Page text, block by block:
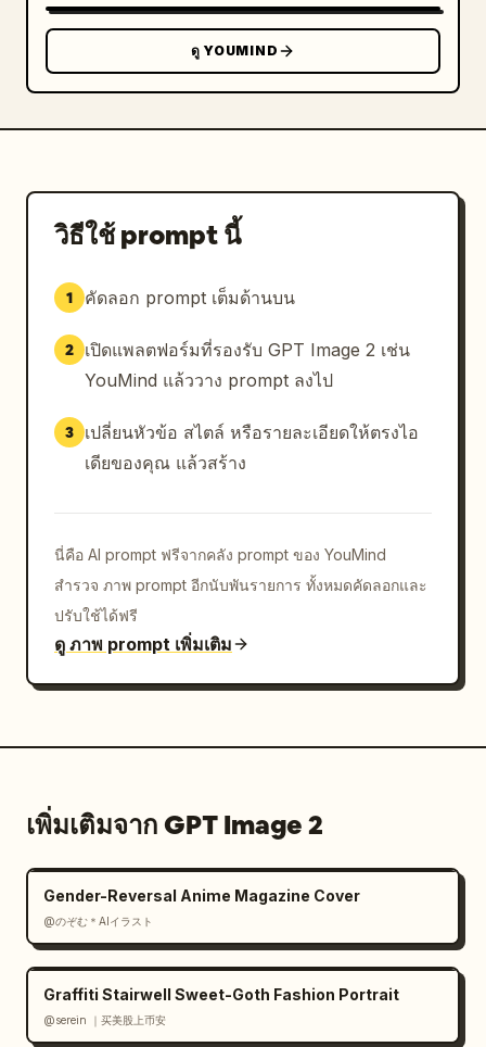
เล็กสำหรับคำบรรยาย, ข้อความภาษาจีนที่สะอาด
ตา","finish":"การรีทัชเชิงพาณิชย์ที่โฉบเฉี่ยว, การทำ
ขอบมืด (vignetting) เล็กน้อย, ไฮไลท์ที่ดูเงางาม,
บรรยากาศระดับพรีเมียม"}}
ดู YOUMIND
วิธีใช้ prompt นี้
1 คัดลอก prompt เต็มด้านบน
2
เปิดแพลตฟอร์มที่รองรับ GPT Image 2 เช่น
YouMind แล้ววาง prompt ลงไป
3
เปลี่ยนหัวข้อ สไตล์ หรือรายละเอียดให้ตรงไอ
เดียของคุณ แล้วสร้าง
นี่คือ AI prompt ฟรีจากคลัง prompt ของ YouMind
สำรวจ ภาพ prompt อีกนับพันรายการ ทั้งหมดคัดลอกและ
ปรับใช้ได้ฟรี
ดู ภาพ prompt เพิ่มเติม
เพิ่มเติมจาก GPT Image 2
Gender-Reversal Anime Magazine Cover
@のぞむ＊AIイラスト
Graffiti Stairwell Sweet-Goth Fashion Portrait
@serein ｜买美股上币安